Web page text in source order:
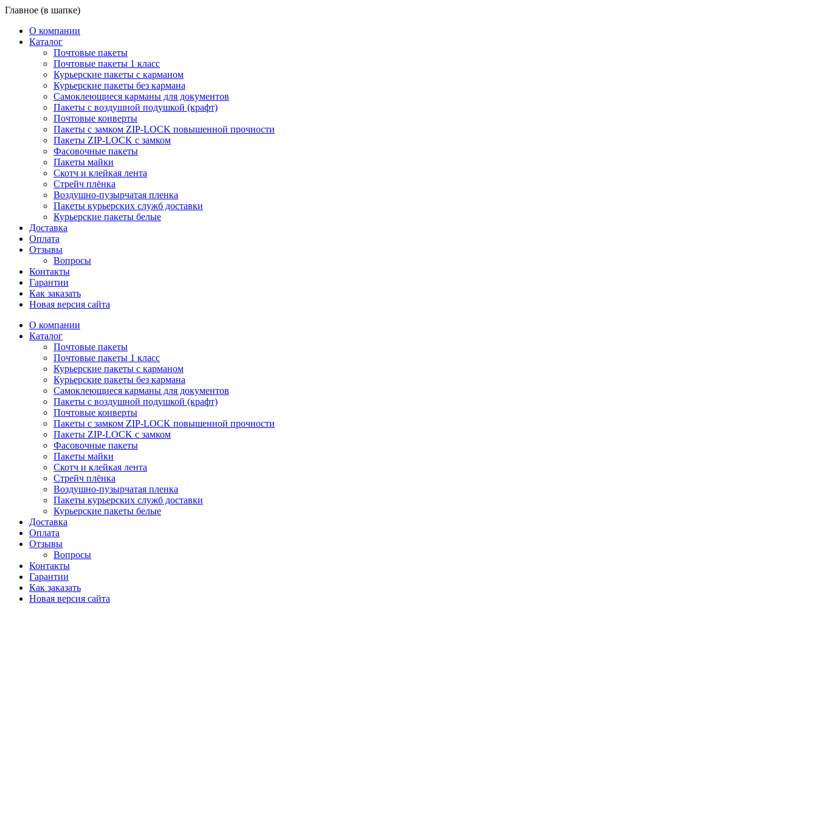
Главное (в шапке)
О компании
Каталог
Почтовые пакеты
Почтовые пакеты 1 класс
Курьерские пакеты с карманом
Курьерские пакеты без кармана
Самоклеющиеся карманы для документов
Пакеты с воздушной подушкой (крафт)
Почтовые конверты
Пакеты с замком ZIP-LOCK повышенной прочности
Пакеты ZIP-LOCK с замком
Фасовочные пакеты
Пакеты майки
Скотч и клейкая лента
Стрейч плёнка
Воздушно-пузырчатая пленка
Пакеты курьерских служб доставки
Курьерские пакеты белые
Доставка
Оплата
Отзывы
Вопросы
Контакты
Гарантии
Как заказать
Новая версия сайта
О компании
Каталог
Почтовые пакеты
Почтовые пакеты 1 класс
Курьерские пакеты с карманом
Курьерские пакеты без кармана
Самоклеющиеся карманы для документов
Пакеты с воздушной подушкой (крафт)
Почтовые конверты
Пакеты с замком ZIP-LOCK повышенной прочности
Пакеты ZIP-LOCK с замком
Фасовочные пакеты
Пакеты майки
Скотч и клейкая лента
Стрейч плёнка
Воздушно-пузырчатая пленка
Пакеты курьерских служб доставки
Курьерские пакеты белые
Доставка
Оплата
Отзывы
Вопросы
Контакты
Гарантии
Как заказать
Новая версия сайта